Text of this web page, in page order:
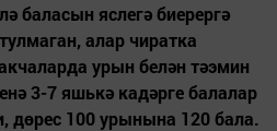
баласын яслегә биерергә
алар чиратка
урын белән тәэмин
3-7 яшькә кадәрге балалар
дөрес 100 урынына 120 бала.